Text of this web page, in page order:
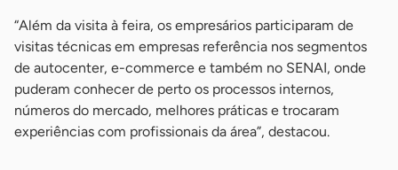
“Além da visita à feira, os empresários participaram de
visitas técnicas em empresas referência nos segmentos
de autocenter, e-commerce e também no SENAI, onde
puderam conhecer de perto os processos internos,
números do mercado, melhores práticas e trocaram
experiências com profissionais da área”, destacou.